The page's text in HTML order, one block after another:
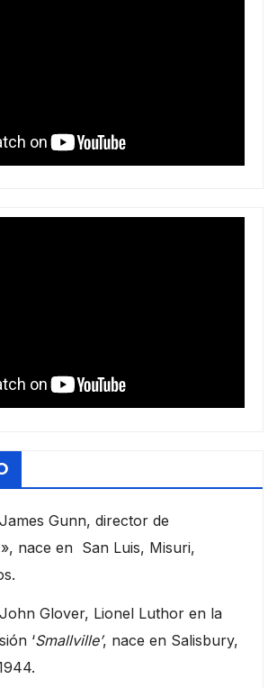
Gunn, director de
nace en San Luis, Misuri,
Glover, Lionel Luthor en la
‘Smallville’, nace en Salisbury,